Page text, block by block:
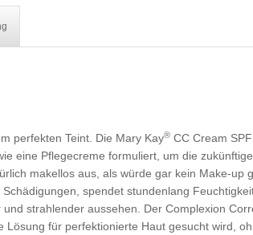
perfekten Teint. Die Mary Kay®CC Cream
eine Pflegecreme formuliert, um die
makellos aus, als würde gar kein Make-up
spendet stundenlang
strahlender aussehen. Der Complexion
für perfektionierte Haut gesucht wird,